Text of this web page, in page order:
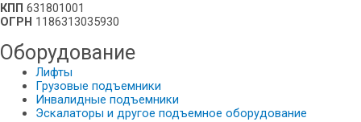
КПП 631801001
ОГРН 1186313035930
Оборудование
Лифты
Грузовые подъемники
Инвалидные подъемники
Эскалаторы и другое подъемное оборудование